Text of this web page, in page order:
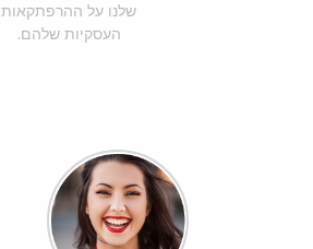
שלנו על ההרפתקאות
העסקיות שלהם.